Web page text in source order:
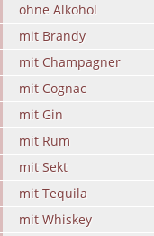
ohne Alkohol
mit Brandy
mit Champagner
mit Cognac
mit Gin
mit Rum
mit Sekt
mit Tequila
mit Whiskey